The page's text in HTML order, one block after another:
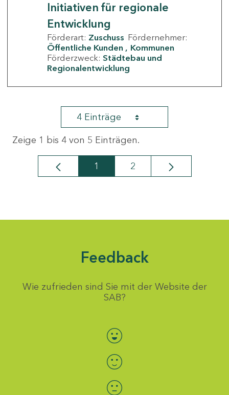
Initiativen für regionale
Entwicklung
Förderart: Zuschuss Fördernehmer:
Öffentliche Kunden
Kommunen
Förderzweck: Städtebau und
Regionalentwicklung
4 Einträge
Zeige 1 bis 4 von 5 Einträgen.
Seite
1 Seite
2
Feedback
Wie zufrieden sind Sie mit der Website der
SAB?
Bewertung auswählen